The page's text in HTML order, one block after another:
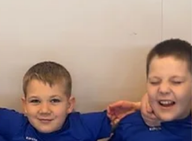
den vody. Tento významný den byl vyhlášen
Organizací spojených národů na základě
doporučení Konference OSN o životním
a rozvoji v roce 1992 a každoročně se slaví od
roku 1993. Jeho cílem je upozornit na význam
sladké vody, na potřebu její ochrany a také na
že pro mnoho lidí na světě stále není přístup k
bezpečné vodě samozřejmostí. Do připomenutí